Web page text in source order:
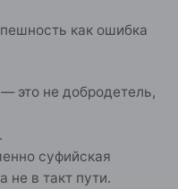
как ошибка
это не добродетель,
суфийская
не в такт пути.